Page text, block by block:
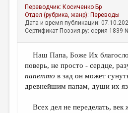
КОММЕНТАРИИ
ЛИТСАЛОН
ПРАВИЛА САЙТА
ОТДЕЛЫ И РУБРИКИ
Переводчик: Косиченко Бр
Отдел (рубрика, жанр): Переводы
Дата и время публикации:
Сертификат Поэзия.ру: серия 1839
Наш Папа, Боже Их
поверь, не просто - сердце,
папетто в зад он может
древнейшим папам, души их
Всех дел не переделать,